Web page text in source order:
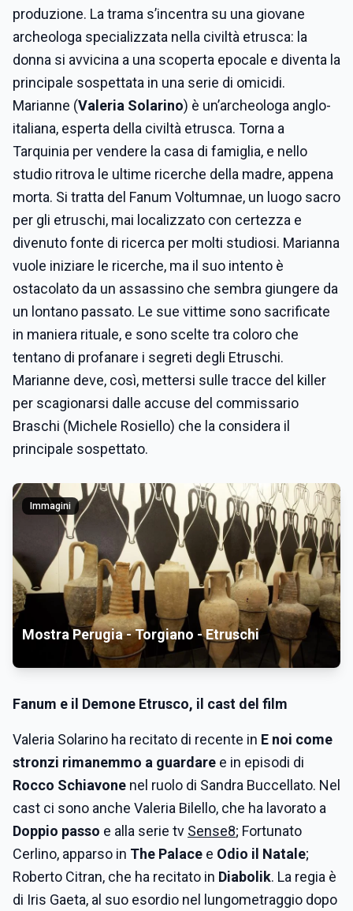
produzione. La trama s’incentra su una giovane
archeologa specializzata nella civiltà etrusca: la
donna si avvicina a una scoperta epocale e diventa la
principale sospettata in una serie di omicidi.
Marianne (Valeria Solarino) è un’archeologa anglo-
italiana, esperta della civiltà etrusca. Torna a
Tarquinia per vendere la casa di famiglia, e nello
studio ritrova le ultime ricerche della madre, appena
morta. Si tratta del Fanum Voltumnae, un luogo sacro
per gli etruschi, mai localizzato con certezza e
divenuto fonte di ricerca per molti studiosi. Marianna
vuole iniziare le ricerche, ma il suo intento è
ostacolato da un assassino che sembra giungere da
un lontano passato. Le sue vittime sono sacrificate
in maniera rituale, e sono scelte tra coloro che
tentano di profanare i segreti degli Etruschi.
Marianne deve, così, mettersi sulle tracce del killer
per scagionarsi dalle accuse del commissario
Braschi (Michele Rosiello) che la considera il
principale sospettato.
Immagini
Mostra Perugia - Torgiano - Etruschi
Fanum e il Demone Etrusco, il cast del film
Valeria Solarino ha recitato di recente in E noi come
stronzi rimanemmo a guardare e in episodi di
Rocco Schiavone nel ruolo di Sandra Buccellato. Nel
cast ci sono anche Valeria Bilello, che ha lavorato a
Doppio passo e alla serie tv Sense8; Fortunato
Cerlino, apparso in The Palace e Odio il Natale;
Roberto Citran, che ha recitato in Diabolik. La regia è
di Iris Gaeta, al suo esordio nel lungometraggio dopo